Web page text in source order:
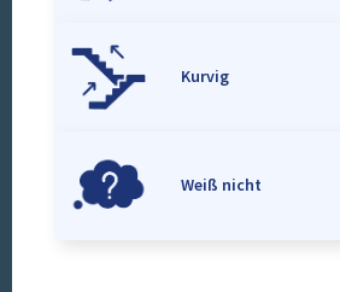
Kurvig
Weiß nicht